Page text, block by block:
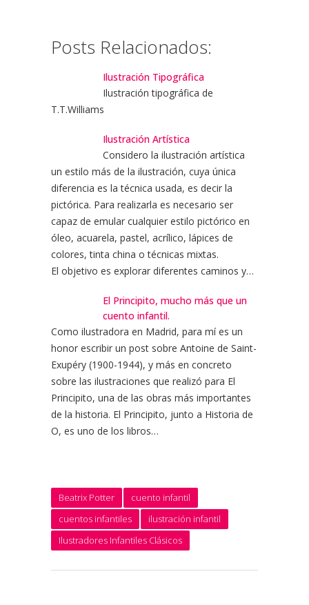
Posts Relacionados:
Ilustración Tipográfica
Ilustración tipográfica de
T.T.Williams
Ilustración Artística
Considero la ilustración artística
un estilo más de la ilustración, cuya única
diferencia es la técnica usada, es decir la
pictórica. Para realizarla es necesario ser
capaz de emular cualquier estilo pictórico en
óleo, acuarela, pastel, acrílico, lápices de
colores, tinta china o técnicas mixtas.
El objetivo es explorar diferentes caminos y…
El Principito, mucho más que un
cuento infantil.
Como ilustradora en Madrid, para mí es un
honor escribir un post sobre Antoine de Saint-
Exupéry (1900-1944), y más en concreto
sobre las ilustraciones que realizó para El
Principito, una de las obras más importantes
de la historia. El Principito, junto a Historia de
O, es uno de los libros…
Beatrix Potter
cuento infantil
cuentos infantiles
ilustración infantil
Ilustradores Infantiles Clásicos